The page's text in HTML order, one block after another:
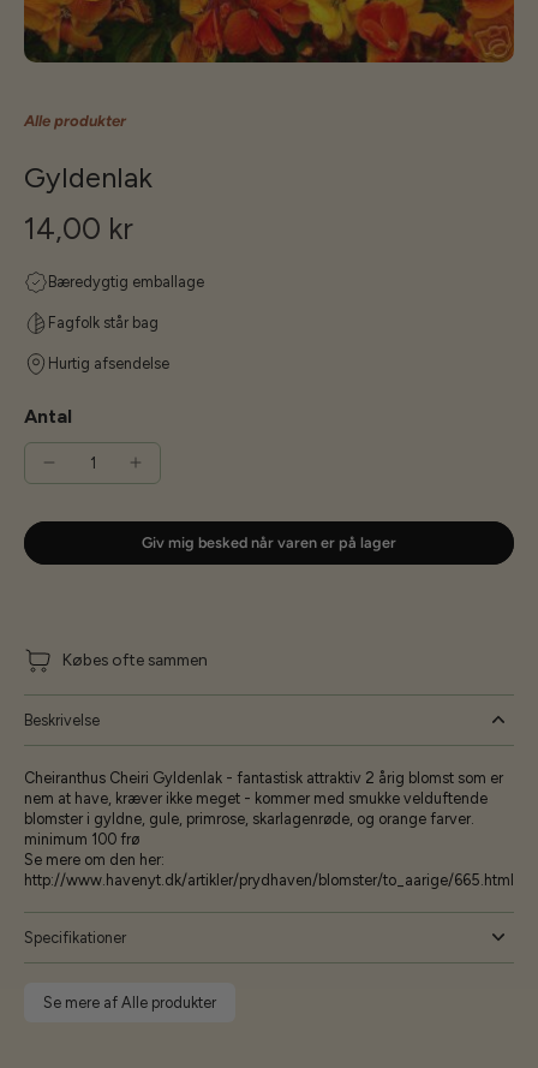
Alle produkter
Gyldenlak
14,00 kr
Bæredygtig emballage
Fagfolk står bag
Hurtig afsendelse
Antal
Giv mig besked når varen er på lager
Købes ofte sammen
Beskrivelse
Cheiranthus Cheiri Gyldenlak - fantastisk attraktiv 2 årig blomst som er
nem at have, kræver ikke meget - kommer med smukke velduftende
blomster i gyldne, gule, primrose, skarlagenrøde, og orange farver.
minimum 100 frø
Se mere om den her:
http://www.havenyt.dk/artikler/prydhaven/blomster/to_aarige/665.html
Specifikationer
Se mere af Alle produkter